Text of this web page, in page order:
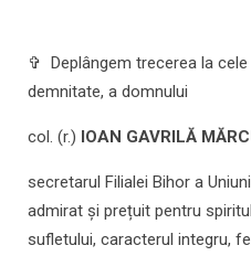
✞ Deplângem trecerea la
demnitate, a domnului
col. (r.) IOAN GAVRILĂ
secretarul Filialei Bihor a
admirat și prețuit pentru
sufletului, caracterul integru,